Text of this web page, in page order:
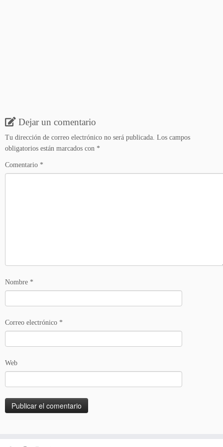
Dejar un comentario
Tu dirección de correo electrónico no será publicada. Los campos
obligatorios están marcados con *
Comentario *
Nombre *
Correo electrónico *
Web